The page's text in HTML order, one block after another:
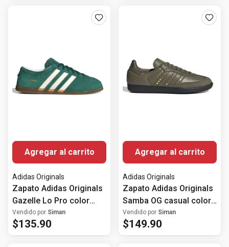
Agregar al carrito
Adidas Originals
Zapato Adidas Originals
Gazelle Lo Pro color
verde para mujer
Vendido por Siman
$135.90
Agregar al carrito
Adidas Originals
Zapato Adidas Originals
Samba OG casual color
verde olivo para mujer
Vendido por Siman
$149.90